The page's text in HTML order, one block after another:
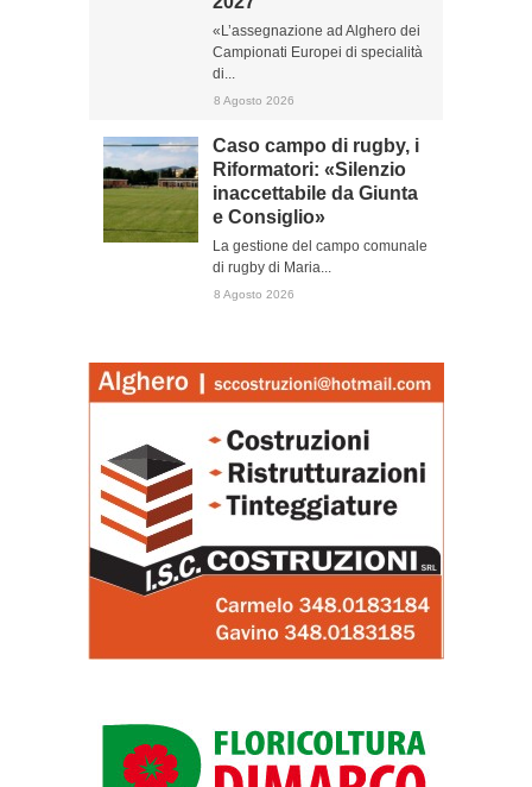
«L’assegnazione ad Alghero dei
Campionati Europei di specialità
di...
8 Agosto 2026
Caso campo di rugby, i
Riformatori: «Silenzio
inaccettabile da Giunta
e Consiglio»
La gestione del campo comunale
di rugby di Maria...
8 Agosto 2026